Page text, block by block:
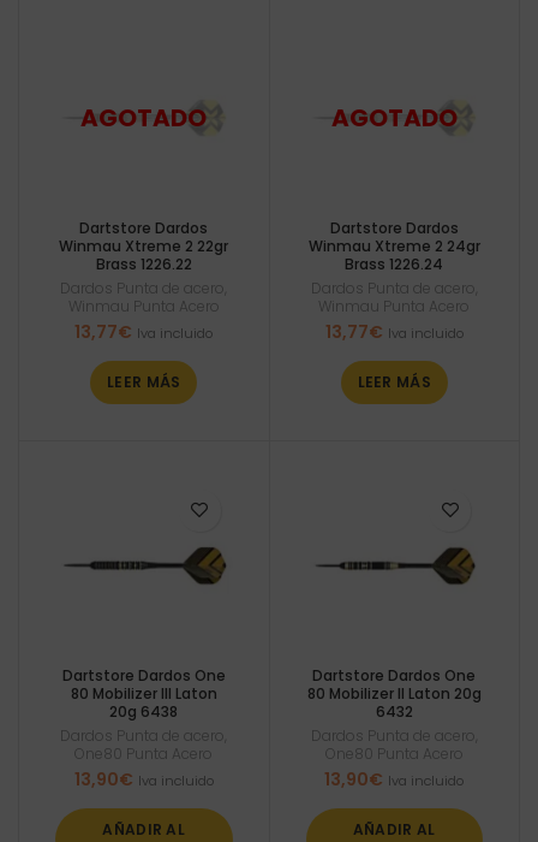
Dartstore Dardos
Winmau Xtreme 2 22gr
Brass 1226.22
Dardos Punta de acero
Winmau Punta Acero
13,77€ Iva incluido
LEER MÁS
Dartstore Dardos
Winmau Xtreme 2 24gr
Brass 1226.24
Dardos Punta de acero
Winmau Punta Acero
13,77€ Iva incluido
LEER MÁS
Dartstore Dardos One
80 Mobilizer III Laton
20g 6438
Dardos Punta de acero
One80 Punta Acero
13,90€ Iva incluido
AÑADIR AL
Dartstore Dardos One
80 Mobilizer II Laton 20g
6432
Dardos Punta de acero
One80 Punta Acero
13,90€ Iva incluido
AÑADIR AL